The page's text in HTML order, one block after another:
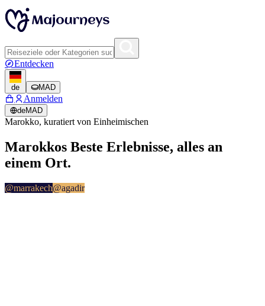
Entdecken
de MAD
Anmelden
deMAD
Marokko, kuratiert von Einheimischen
Marokkos Beste Erlebnisse, alles an
einem Ort.
@marrakech@agadir